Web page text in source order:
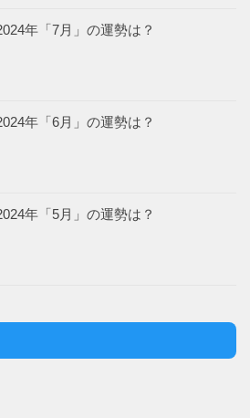
年「7月」の運勢は？
年「6月」の運勢は？
年「5月」の運勢は？